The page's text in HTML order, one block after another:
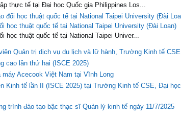
thực tế tại Đại học Quốc gia Philippines Los...
thuật quốc tế tại National Taipei University (Đài Loan)
thuật quốc tế tại National Taipei Univer...
Quản trị dịch vụ du lịch và lữ hành, Trường Kinh tế CSE
cao lần thứ hai (ISCE 2025)
Acecook Việt Nam tại Vĩnh Long
Kinh tế lần II (ISCE 2025) tại Trường Kinh tế CSE, Đại học
trình đào tạo bậc thạc sĩ Quản lý kinh tế ngày 11/7/2025